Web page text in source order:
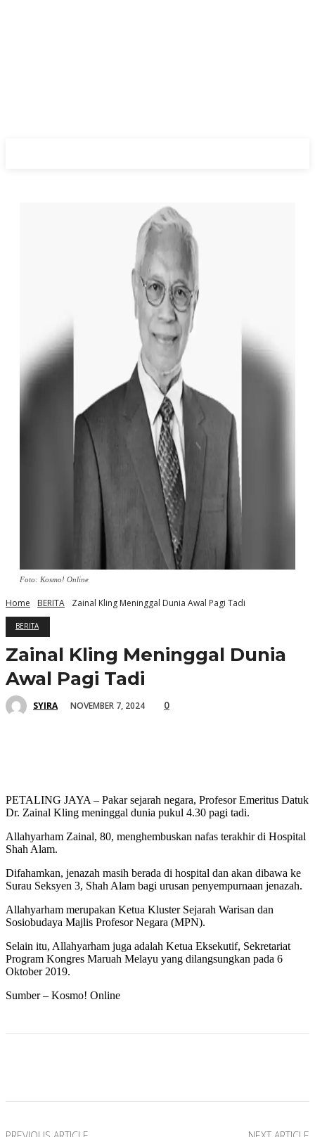
Foto: Kosmo! Online
Home BERITA Zainal Kling Meninggal Dunia Awal Pagi Tadi
BERITA
Zainal Kling Meninggal Dunia
Awal Pagi Tadi
SYIRA NOVEMBER 7, 2024 0
PETALING JAYA – Pakar sejarah negara, Profesor Emeritus Datuk
Dr. Zainal Kling meninggal dunia pukul 4.30 pagi tadi.
Allahyarham Zainal, 80, menghembuskan nafas terakhir di Hospital
Shah Alam.
Difahamkan, jenazah masih berada di hospital dan akan dibawa ke
Surau Seksyen 3, Shah Alam bagi urusan penyempurnaan jenazah.
Allahyarham merupakan Ketua Kluster Sejarah Warisan dan
Sosiobudaya Majlis Profesor Negara (MPN).
Selain itu, Allahyarham juga adalah Ketua Eksekutif, Sekretariat
Program Kongres Maruah Melayu yang dilangsungkan pada 6
Oktober 2019.
Sumber – Kosmo! Online